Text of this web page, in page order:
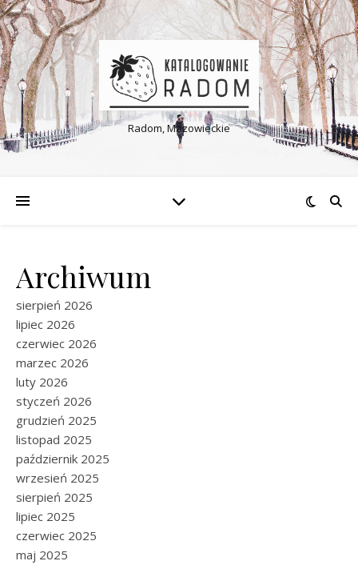
Radom, Mazowieckie
Archiwum
sierpień 2026
lipiec 2026
czerwiec 2026
marzec 2026
luty 2026
styczeń 2026
grudzień 2025
listopad 2025
październik 2025
wrzesień 2025
sierpień 2025
lipiec 2025
czerwiec 2025
maj 2025